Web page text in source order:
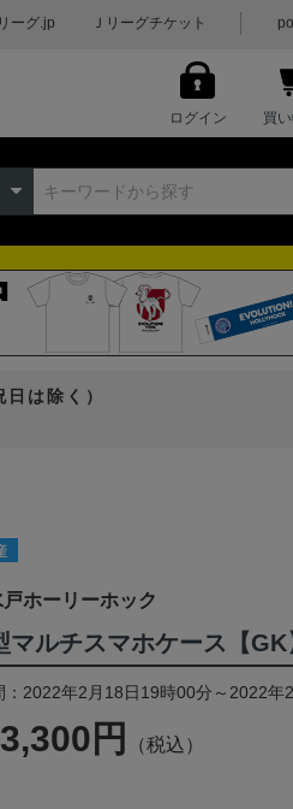
ーグ.jp Ｊリーグチケット
ログイン 買
は除く）
戸ホーリーホック
マルチスマホケース【GK
：2022年2月18日19時00分～2022年
3,300円 （税込）